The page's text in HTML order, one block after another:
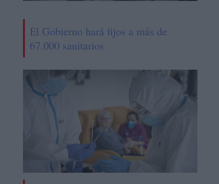
El Gobierno hará fijos a más de
67.000 sanitarios